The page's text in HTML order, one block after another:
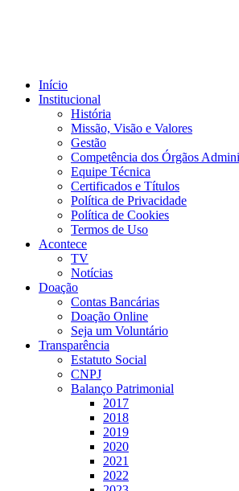
Início
Institucional
História
Missão, Visão e Valores
Gestão
Competência dos Órgãos
Equipe Técnica
Certificados e Títulos
Política de Privacidade
Política de Cookies
Termos de Uso
Acontece
TV
Notícias
Doação
Contas Bancárias
Doação Online
Seja um Voluntário
Transparência
Estatuto Social
CNPJ
Balanço Patrimonial
2017
2018
2019
2020
2021
2022